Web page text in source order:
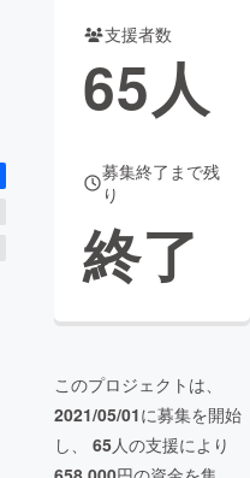
支援者数
65人
募集終了まで残
り
終了
このプロジェクトは、
2021/05/01に募集を開始
し、 65人の支援により